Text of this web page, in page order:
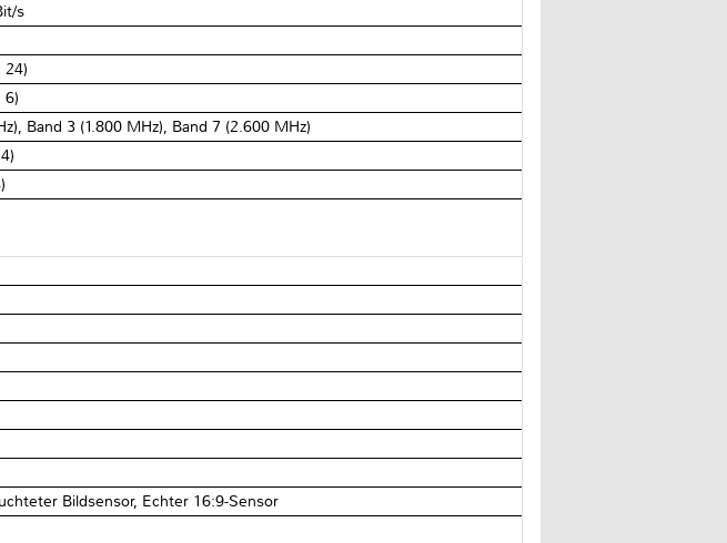
s
24)
6)
Band 3 (1.800 MHz), Band 7 (2.600 MHz)
Bildsensor, Echter 16:9-Sensor